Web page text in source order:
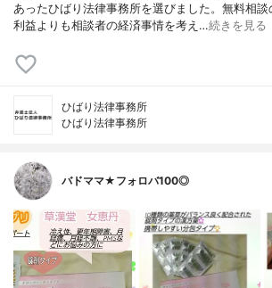
あったひばり法律事務所を選びました。無料相談
利益よりも相談者の経済事情を考え…続きを見る
ひばり法律事務所
ひばり法律事務所
バドママ★フォロバ100◎